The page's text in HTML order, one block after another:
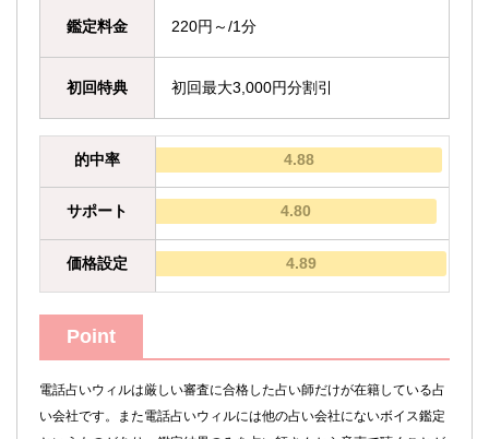
鑑定料金 220円～/1分
初回特典 初回最大3,000円分割引
的中率 4.88
サポート 4.80
価格設定 4.89
Point
電話占いウィルは厳しい審査に合格した占い師だけが在籍している占
い会社です。また電話占いウィルには他の占い会社にないボイス鑑定